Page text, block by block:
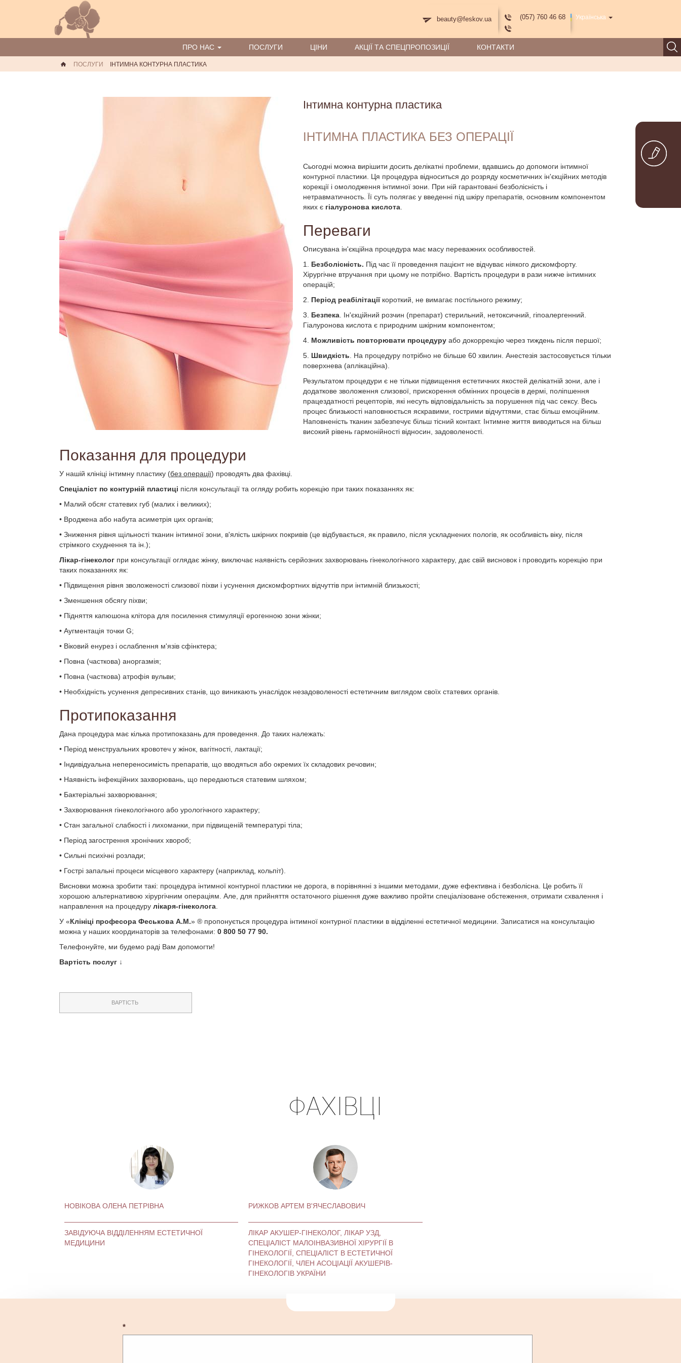
Українська
beauty@feskov.ua (057) 760 46 68
ПРО НАС ПОСЛУГИ ЦIНИ АКЦІЇ ТА СПЕЦПРОПОЗИЦІЇ КОНТАКТИ
ПОСЛУГИ ІНТИМНА КОНТУРНА ПЛАСТИКА
Інтимна контурна пластика
ІНТИМНА ПЛАСТИКА БЕЗ ОПЕРАЦІЇ
Сьогодні можна вирішити досить делікатні проблеми, вдавшись до допомоги інтимної
контурної пластики. Ця процедура відноситься до розряду косметичних ін'єкційних методів
корекції і омолодження інтимної зони. При ній гарантовані безболісність і
нетравматичность. Її суть полягає у введенні під шкіру препаратів, основним компонентом
яких є гіалуронова кислота
Переваги
Описувана ін'єкційна процедура має масу переважних особливостей.
1. Безболісність. Під час її проведення пацієнт не відчуває ніякого дискомфорту.
Хірургічне втручання при цьому не потрібно. Вартість процедури в рази нижче інтимних
операцій;
2. Період реабілітаціїкороткий, не вимагає постільного режиму;
3. Безпека . Ін'єкційний розчин (препарат) стерильний, нетоксичний, гіпоалергенний.
Гіалуронова кислота є природним шкірним компонентом;
4. Можливість повторювати процедуру або докоррекцію через тиждень після першої;
5. Швидкість . На процедуру потрібно не більше 60 хвилин. Анестезія застосовується тільки
поверхнева (аплікаційна).
Результатом процедури є не тільки підвищення естетичних якостей делікатній зони, але і
додаткове зволоження слизової, прискорення обмінних процесів в дермі, поліпшення
працездатності рецепторів, які несуть відповідальність за порушення під час сексу. Весь
процес близькості наповнюється яскравими, гострими відчуттями, стає більш емоційним.
Наповненість тканин забезпечує більш тісний контакт. Інтимне життя виводиться на більш
високий рівень гармонійності відносин, задоволеності.
Показання для процедури
У нашій клініці інтимну пластику (без операції) проводять два фахівці.
Спеціаліст по контурній пластиці після консультації та огляду робить корекцію при таких показаннях як:
• Малий обсяг статевих губ (малих і великих);
• Вроджена або набута асиметрія цих органів;
• Зниження рівня щільності тканин інтимної зони, в'ялість шкірних покривів (це відбувається, як правило, після ускладнених пологів, як особливість віку, після
стрімкого схуднення та ін.);
Лікар-гінеколог при консультації оглядає жінку, виключає наявність серйозних захворювань гінекологічного характеру, дає свій висновок і проводить корекцію при
таких показаннях як:
• Підвищення рівня зволоженості слизової піхви і усунення дискомфортних відчуттів при інтимній близькості;
• Зменшення обсягу піхви;
• Підняття капюшона клітора для посилення стимуляції ерогенною зони жінки;
• Аугментація точки G;
• Віковий енурез і ослаблення м'язів сфінктера;
• Повна (часткова) аноргазмія;
• Повна (часткова) атрофія вульви;
• Необхідність усунення депресивних станів, що виникають унаслідок незадоволеності естетичним виглядом своїх статевих органів.
Протипоказання
Дана процедура має кілька протипоказань для проведення. До таких належать:
• Період менструальних кровотеч у жінок, вагітності, лактації;
• Індивідуальна непереносимість препаратів, що вводяться або окремих їх складових речовин;
• Наявність інфекційних захворювань, що передаються статевим шляхом;
• Бактеріальні захворювання;
• Захворювання гінекологічного або урологічного характеру;
• Стан загальної слабкості і лихоманки, при підвищеній температурі тіла;
• Період загострення хронічних хвороб;
• Сильні психічні розлади;
• Гострі запальні процеси місцевого характеру (наприклад, кольпіт).
Висновки можна зробити такі: процедура інтимної контурної пластики не дорога, в порівнянні з іншими методами, дуже ефективна і безболісна. Це робить її
хорошою альтернативою хірургічним операціям. Але, для прийняття остаточного рішення дуже важливо пройти спеціалізоване обстеження, отримати схвалення і
направлення на процедуру лікаря-гінеколога
У «Клініці професора Феськова А.М.» ® пропонується процедура інтимної контурної пластики в відділенні естетичної медицини. Записатися на консультацію
можна у наших координаторів за телефонами: 0 800 50 77 90.
Телефонуйте, ми будемо раді Вам допомогти!
Вартість послуг ↓
ВАРТІСТЬ
ФАХІВЦІ
НОВІКОВА ОЛЕНА ПЕТРІВНА
ЗАВІДУЮЧА ВІДДІЛЕННЯМ ЕСТЕТИЧНОЇ
МЕДИЦИНИ
РИЖКОВ АРТЕМ В'ЯЧЕСЛАВОВИЧ
ЛІКАР АКУШЕР-ГІНЕКОЛОГ, ЛІКАР УЗД,
СПЕЦІАЛІСТ МАЛОІНВАЗИВНОЇ ХІРУРГІЇ В
ГІНЕКОЛОГІЇ, СПЕЦІАЛІСТ В ЕСТЕТИЧНОЇ
ГІНЕКОЛОГІЇ, ЧЛЕН АСОЦІАЦІЇ АКУШЕРІВ-
ГІНЕКОЛОГІВ УКРАЇНИ
*